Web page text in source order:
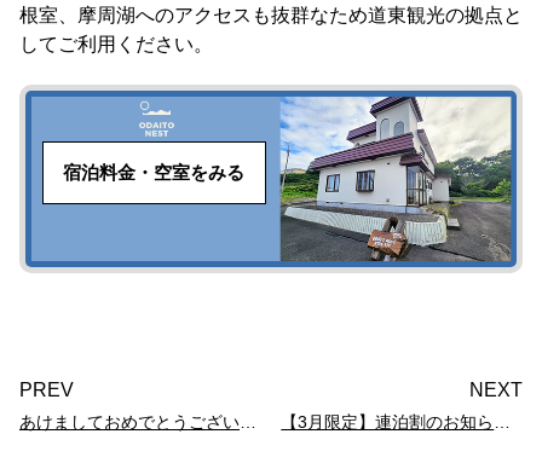
根室、摩周湖へのアクセスも抜群なため道東観光の拠点と
してご利用ください。
宿泊料金・空室をみる
PREV
あけましておめでとうございます
NEXT
【3月限定】連泊割のお知らせ！